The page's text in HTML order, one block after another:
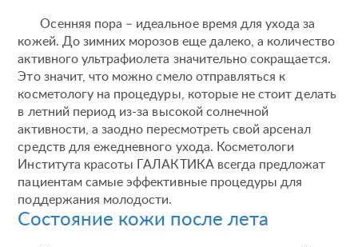
Осенняя пора – идеальное время для ухода за
кожей. До зимних морозов еще далеко, а количество
активного ультрафиолета значительно сокращается.
Это значит, что можно смело отправляться к
косметологу на процедуры, которые не стоит делать
в летний период из-за высокой солнечной
активности, а заодно пересмотреть свой арсенал
средств для ежедневного ухода. Косметологи
Института красоты ГАЛАКТИКА всегда предложат
пациентам самые эффективные процедуры для
поддержания молодости.
Состояние кожи после лета